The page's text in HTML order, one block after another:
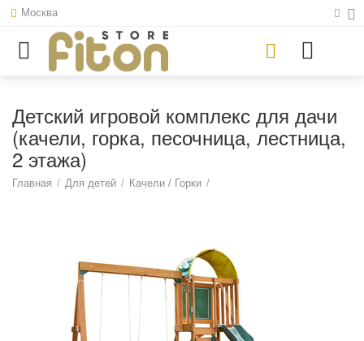
Москва
Детский игровой комплекс для дачи
(качели, горка, песочница, лестница,
2 этажа)
Главная / Для детей / Качели / Горки /